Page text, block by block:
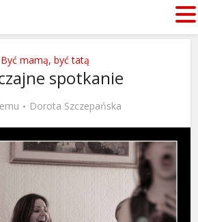
Być mamą, być tatą
spotkanie
Dorota Szczepańska